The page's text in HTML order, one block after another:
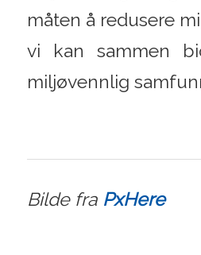
måten å redusere
vi kan sammen
miljøvennlig
Bilde fraPxHere